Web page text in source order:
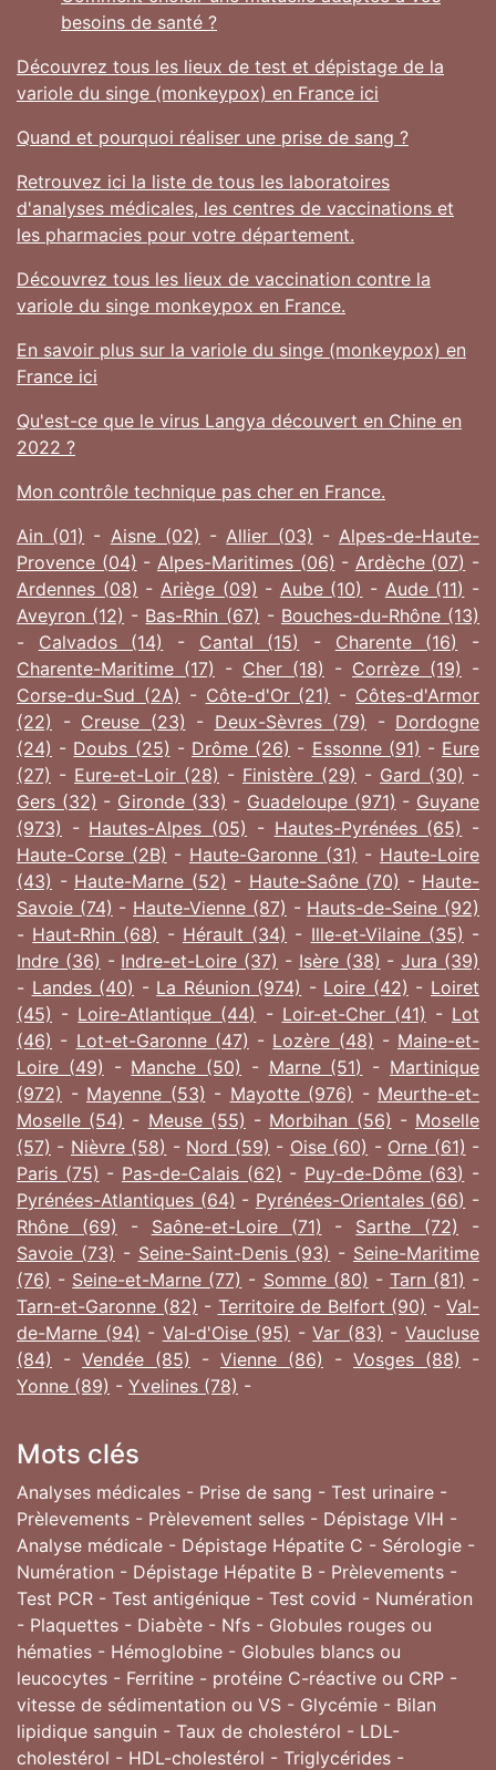
besoins de santé ?
Découvrez tous les lieux de test et dépistage de la
variole du singe (monkeypox) en France ici
Quand et pourquoi réaliser une prise de sang ?
Retrouvez ici la liste de tous les laboratoires
d'analyses médicales, les centres de vaccinations et
les pharmacies pour votre département.
Découvrez tous les lieux de vaccination contre la
variole du singe monkeypox en France.
En savoir plus sur la variole du singe (monkeypox) en
France ici
Qu'est-ce que le virus Langya découvert en Chine en
2022 ?
Mon contrôle technique pas cher en France.
Ain (01) - Aisne (02) - Allier (03) - Alpes-de-Haute-
Provence (04) - Alpes-Maritimes (06) - Ardèche (07) -
Ardennes (08) - Ariège (09) - Aube (10) - Aude (11) -
Aveyron (12) - Bas-Rhin (67) - Bouches-du-Rhône (13)
- Calvados (14) - Cantal (15) - Charente (16)
-
Charente-Maritime (17) - Cher (18) - Corrèze (19) -
Corse-du-Sud (2A) - Côte-d'Or (21) - Côtes-d'Armor
(22) - Creuse (23) - Deux-Sèvres (79) - Dordogne
(24) - Doubs (25) - Drôme (26) - Essonne (91) - Eure
(27) - Eure-et-Loir (28) - Finistère (29) - Gard (30) -
Gers (32) - Gironde (33) - Guadeloupe (971) - Guyane
(973) - Hautes-Alpes (05) - Hautes-Pyrénées (65) -
Haute-Corse (2B) - Haute-Garonne (31) - Haute-Loire
(43) - Haute-Marne (52) - Haute-Saône (70) - Haute-
Savoie (74) - Haute-Vienne (87) - Hauts-de-Seine (92)
- Haut-Rhin (68) - Hérault (34) - Ille-et-Vilaine (35) -
Indre (36) - Indre-et-Loire (37) - Isère (38) -Jura (39)
- Landes (40) - La Réunion (974) - Loire (42) - Loiret
(45) - Loire-Atlantique (44) - Loir-et-Cher (41) - Lot
(46) - Lot-et-Garonne (47) - Lozère (48) - Maine-et-
Loire (49) - Manche (50) - Marne (51) - Martinique
(972) - Mayenne (53) - Mayotte (976) - Meurthe-et-
Moselle (54) - Meuse (55) - Morbihan (56) - Moselle
(57) - Nièvre (58) - Nord (59) - Oise (60) - Orne (61) -
Paris (75) - Pas-de-Calais (62) - Puy-de-Dôme (63) -
Pyrénées-Atlantiques (64) - Pyrénées-Orientales (66) -
Rhône (69) - Saône-et-Loire (71) - Sarthe (72)
-
Savoie (73) - Seine-Saint-Denis (93) - Seine-Maritime
(76) - Seine-et-Marne (77) - Somme (80) - Tarn (81) -
Tarn-et-Garonne (82) - Territoire de Belfort (90) - Val-
de-Marne (94) - Val-d'Oise (95) -Var (83) -Vaucluse
(84) - Vendée (85) - Vienne (86) - Vosges (88) -
Yonne (89) - Yvelines (78) -
Mots clés
Analyses médicales - Prise de sang - Test urinaire -
Prèlevements - Prèlevement selles - Dépistage VIH -
Analyse médicale - Dépistage Hépatite C - Sérologie -
Numération - Dépistage Hépatite B - Prèlevements -
Test PCR - Test antigénique - Test covid - Numération
- Plaquettes - Diabète - Nfs - Globules rouges ou
hématies - Hémoglobine - Globules blancs ou
leucocytes - Ferritine - protéine C-réactive ou CRP -
vitesse de sédimentation ou VS - Glycémie - Bilan
lipidique sanguin - Taux de cholestérol - LDL-
cholestérol - HDL-cholestérol - Triglycérides -